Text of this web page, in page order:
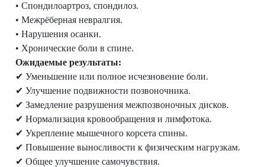
• Спондилоартроз, спондилоз.
• Межрёберная невралгия.
• Нарушения осанки.
• Хронические боли в спине.
Ожидаемые результаты:
✔ Уменьшение или полное исчезновение боли.
✔ Улучшение подвижности позвоночника.
✔ Замедление разрушения межпозвоночных дисков.
✔ Нормализация кровообращения и лимфотока.
✔ Укрепление мышечного корсета спины.
✔ Повышение выносливости к физическим нагрузкам.
✔ Общее улучшение самочувствия.